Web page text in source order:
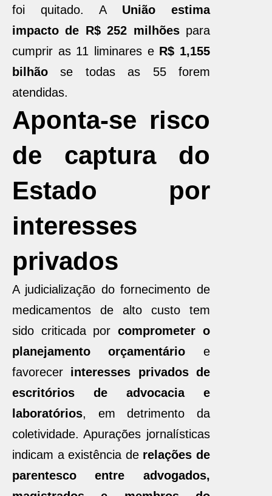
foi quitado. A União estima
impacto de R$ 252 milhõespara
cumprir as 11 liminares e R$ 1,155
bilhão se todas as 55 forem
atendidas.
Aponta-se risco
de captura do
Estado por
interesses
privados
A judicialização do fornecimento de
medicamentos de alto custo tem
sido criticada porcomprometer o
planejamento orçamentário e
favorecer interesses privados de
escritórios de advocacia e
laboratórios, em detrimento da
coletividade. Apurações jornalísticas
indicam a existência de relações de
parentesco entre advogados,